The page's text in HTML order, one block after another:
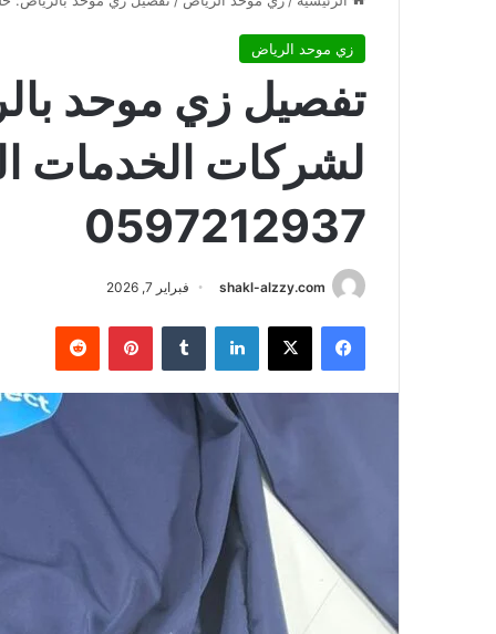
زي موحد الرياض
تفصيل زي موحد
لشركات الخدمات
0597212937
shakl-alzzy.com فبراير 7, 2026
فيسبوك X لينكدإن بينتيريست